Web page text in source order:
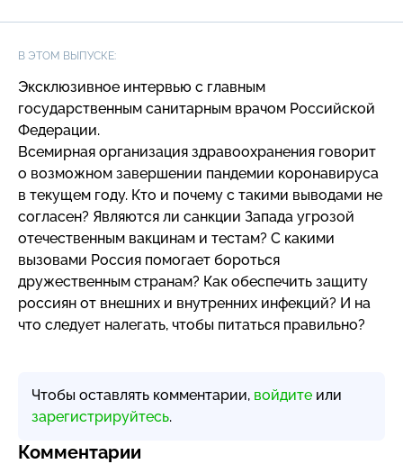
В ЭТОМ ВЫПУСКЕ:
Эксклюзивное интервью с главным
государственным санитарным врачом Российской
Федерации.
Всемирная организация здравоохранения говорит
о возможном завершении пандемии коронавируса
в текущем году. Кто и почему с такими выводами не
согласен? Являются ли санкции Запада угрозой
отечественным вакцинам и тестам? С какими
вызовами Россия помогает бороться
дружественным странам? Как обеспечить защиту
россиян от внешних и внутренних инфекций? И на
что следует налегать, чтобы питаться правильно?
Чтобы оставлять комментарии, войдите или
зарегистрируйтесь.
Комментарии